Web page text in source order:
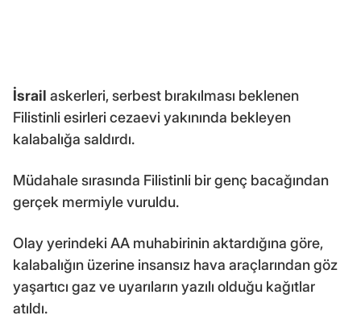
İsrail askerleri, serbest bırakılması beklenen
Filistinli esirleri cezaevi yakınında bekleyen
kalabalığa saldırdı.
Müdahale sırasında Filistinli bir genç bacağından
gerçek mermiyle vuruldu.
Olay yerindeki AA muhabirinin aktardığına göre,
kalabalığın üzerine insansız hava araçlarından göz
yaşartıcı gaz ve uyarıların yazılı olduğu kağıtlar
atıldı.